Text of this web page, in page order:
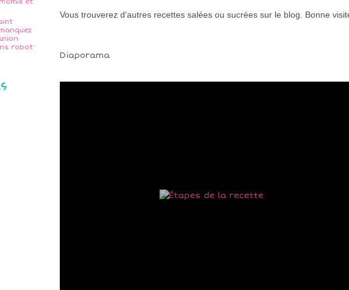
robot
Vous trouverez d'autres recettes salées ou sucrées sur le blog. Bonne
Diaporama